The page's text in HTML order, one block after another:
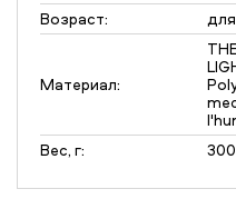
Возраст:
Материал:
Вес, г:
300